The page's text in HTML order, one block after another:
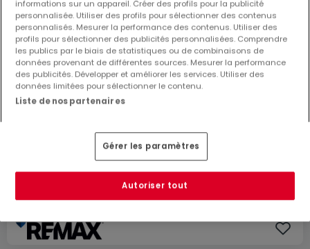
4 chambresà vendre àBettembourg
2 2
SOUS COMPROMIS
informations sur un appareil. Créer des profils pour la publicité
personnalisée. Utiliser des profils pour sélectionner des contenus
personnalisés. Mesurer la performance des contenus. Utiliser des
profils pour sélectionner des publicités personnalisées. Comprendre
les publics par le biais de statistiques ou de combinaisons de
données provenant de différentes sources. Mesurer la performance
des publicités. Développer et améliorer les services. Utiliser des
données limitées pour sélectionner le contenu.
Liste de nos partenaires
Gérer les paramètres
Autoriser tout